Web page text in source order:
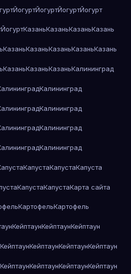
ЙогуртЙогуртЙогуртЙогурт
ЙогуртКазаньКазаньКазаньКазань
КазаньКазаньКазаньКазаньКазань
КазаньКазаньКазаньКалининград
Калининград
Калининград
Калининград
Калининград
КапустаКапустаКапуста
КапустаКапустаКарта сайта
КартофельКартофель
КейптаунКейптаунКейптаун
КейптаунКейптаунКейптаунКейптаун
КейптаунКейптаунКейптаунКейптаун